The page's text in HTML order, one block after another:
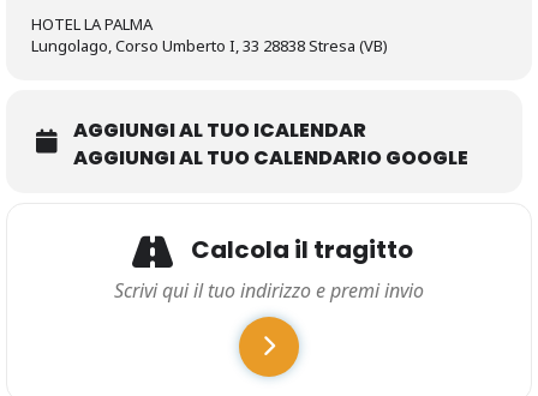
HOTEL LA PALMA
Lungolago, Corso Umberto I, 33 28838 Stresa (VB)
AGGIUNGI AL TUO ICALENDAR
AGGIUNGI AL TUO CALENDARIO GOOGLE
Calcola il tragitto